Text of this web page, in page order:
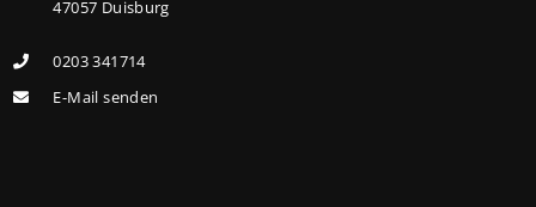
Euro, für Familien mit zwei Kindern auf 160.000 Euro
(vorher: 125.000 Euro) und für Familien mit drei und
47057 Duisburg
0203 341714
E-Mail senden